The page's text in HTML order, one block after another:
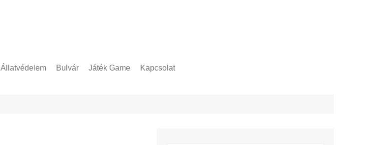
Állatvédelem Bulvár Játék Game Kapcsolat